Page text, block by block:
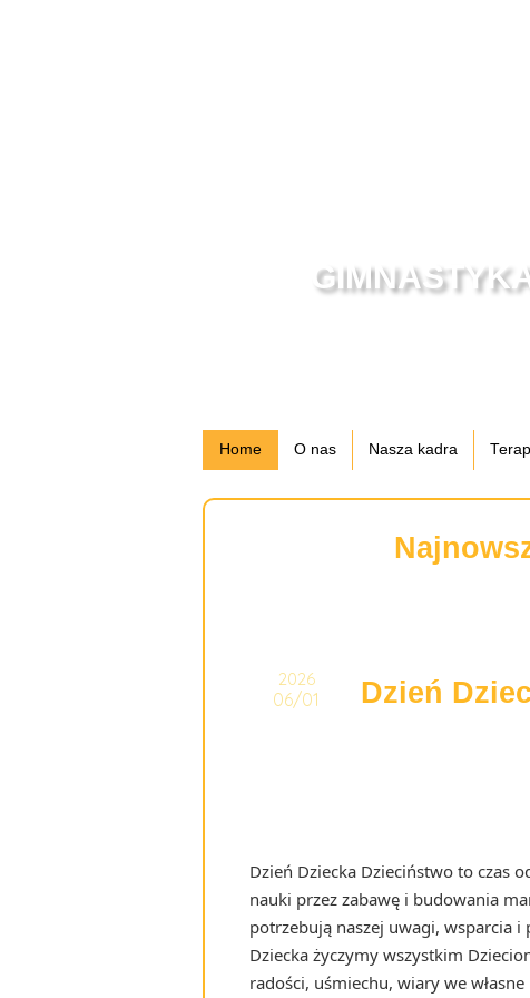
Home O nas Nasza kadra
2026
06/01 Dzień
Dzień Dziecka Dzieciństwo to czas
nauki przez zabawę i budowania
potrzebują naszej uwagi, wsparcia i
Dziecka życzymy wszystkim
radości, uśmiechu, wiary we